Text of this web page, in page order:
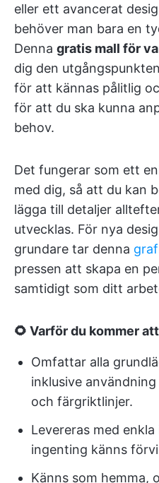
eller ett avancerat
behöver man bara en
Denna gratis mall för
dig den
för att kännas pålitlig
för att du ska kunna
behov.
Det fungerar som ett
med dig, så att du kan
lägga till detaljer
utvecklas. För nya
grundare tar denna
pressen att skapa en
samtidigt som ditt
🌻 Varför du kommer
Omfattar alla
inklusive
och färgriktlinjer.
Levereras med
ingenting känns
Känns som hemma,